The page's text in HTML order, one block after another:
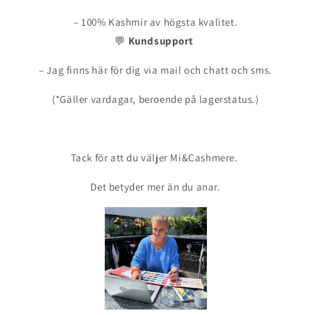
– 100% Kashmir av högsta kvalitet.
💬 Kundsupport
– Jag finns här för dig via mail och chatt och sms.
(*Gäller vardagar, beroende på lagerstatus.)
Tack för att du väljer Mi&Cashmere.
Det betyder mer än du anar.